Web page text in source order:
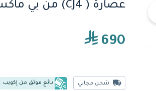
عصّارة ( CJ4) من بي ماكس
690
شحن مجاني بائع موثق من إكويب